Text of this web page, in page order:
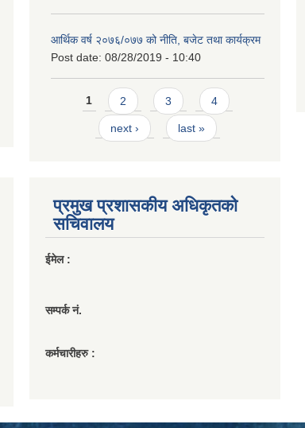
आर्थिक वर्ष २०७६/०७७ को नीति, बजेट तथा कार्यक्रम
Post date: 08/28/2019 - 10:40
Pages
1 2 3 4
next › last »
प्रमुख प्रशासकीय अधिकृतको
सचिवालय
ईमेल :
सम्पर्क नं.
कर्मचारीहरु :